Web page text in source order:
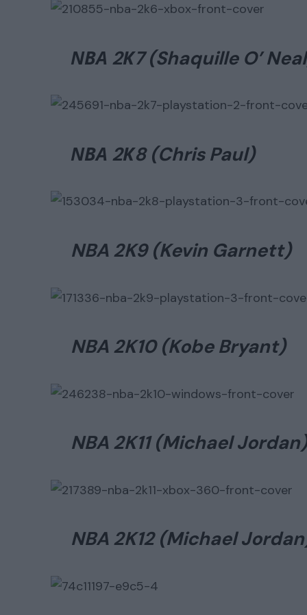
ΝΒΑ 2Κ7 (Shaquille O’
ΝΒΑ 2Κ8 (Chris Paul)
NBA 2K9 (Kevin Garnett)
NBA 2K10 (Kobe Bryant)
NBA 2K11 (Michael Jordan)
NBA 2K12 (Michael